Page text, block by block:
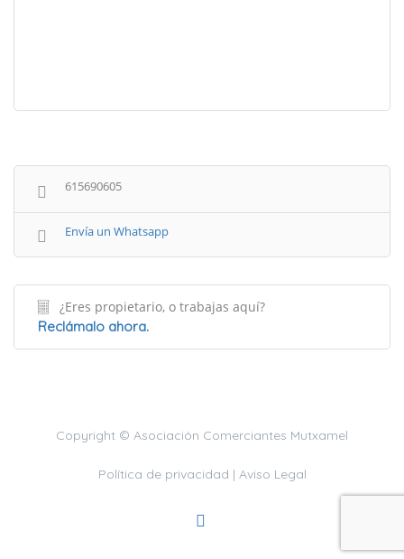
615690605
Envía un Whatsapp
¿Eres propietario, o trabajas aquí?
Reclámalo ahora.
Copyright © Asociación Comerciantes Mutxamel
Política de privacidad | Aviso Legal